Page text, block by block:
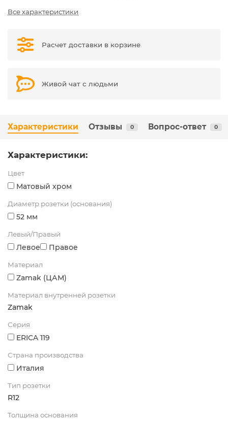
Все характеристики
Расчет доставки в корзине
Живой чат с людьми
Характеристики Отзывы 0 Вопрос-ответ 0
Характеристики:
Цвет
Матовый хром
Диаметр розетки (основания)
52 мм
Левый/Правый
Левое Правое
Материал
Zamak (ЦАМ)
Материал внутренней розетки
Zamak
Серия
ERICA 119
Страна производства
Италия
Тип розетки
R12
Толщина основания